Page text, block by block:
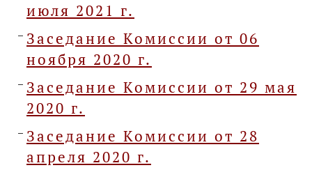
июля 2021 г.
Заседание Комиссии от 06
ноября 2020 г.
Заседание Комиссии от 29 мая
2020 г.
Заседание Комиссии от 28
апреля 2020 г.